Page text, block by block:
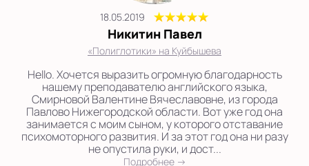
18.05.2019
Никитин Павел
«Полиглотики» на Куйбышева
Hello. Хочется выразить огромную благодарность
нашему преподавателю английского языка,
Смирновой Валентине Вячеславовне, из города
Павлово Нижегородской области. Вот уже год она
занимается с моим сыном, у которого отставание
психомоторного развития. И за этот год она ни разу
не опустила руки, и дост...
Подробнее →